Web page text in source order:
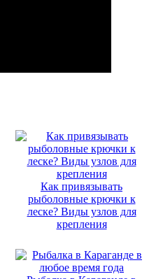
Как привязывать
рыболовные крючки к
леске? Виды узлов для
крепления